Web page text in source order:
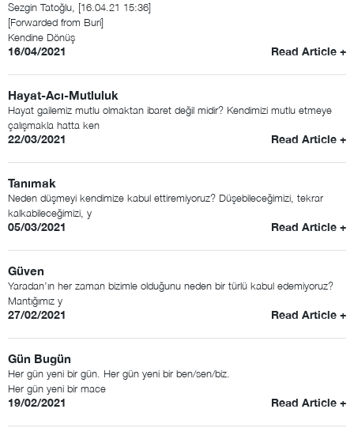
Sezgin Tatoğlu, [16.04.21 15:36]
[Forwarded from Buri]
Kendine Dönüş
16/04/2021 Read Article +
Hayat-Acı-Mutluluk
Hayat gailemiz mutlu olmaktan ibaret değil midir? Kendimizi mutlu etmeye
çalışmakla hatta ken
22/03/2021 Read Article +
Tanımak
Neden düşmeyi kendimize kabul ettiremiyoruz? Düşebileceğimizi, tekrar
kalkabileceğimizi, y
05/03/2021 Read Article +
Güven
Yaradan’ın her zaman bizimle olduğunu neden bir türlü kabul edemiyoruz?
Mantığımız y
27/02/2021 Read Article +
Gün Bugün
Her gün yeni bir gün. Her gün yeni bir ben/sen/biz.
Her gün yeni bir mace
19/02/2021 Read Article +